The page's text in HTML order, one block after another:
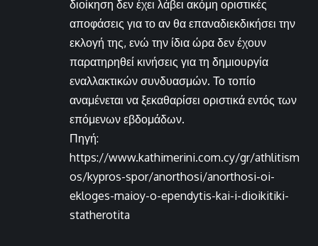
διοίκηση δεν έχει λάβει ακόμη οριστικές
αποφάσεις για το αν θα επαναδιεκδικήσει την
εκλογή της, ενώ την ίδια ώρα δεν έχουν
παρατηρηθεί κινήσεις για τη δημιουργία
εναλλακτικών συνδυασμών. Το τοπίο
αναμένεται να ξεκαθαρίσει οριστικά εντός των
επόμενων εβδομάδων.
Πηγή:
https://www.kathimerini.com.cy/gr/athlitism
os/kypros-spor/anorthosi/anorthosi-oi-
ekloges-maioy-o-ependytis-kai-i-dioikitiki-
statherotita